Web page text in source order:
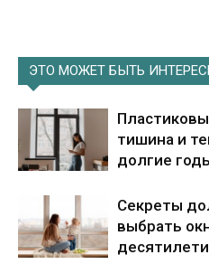
ЭТО МОЖЕТ БЫТЬ
тишина и
долгие
Секреты
выбрать